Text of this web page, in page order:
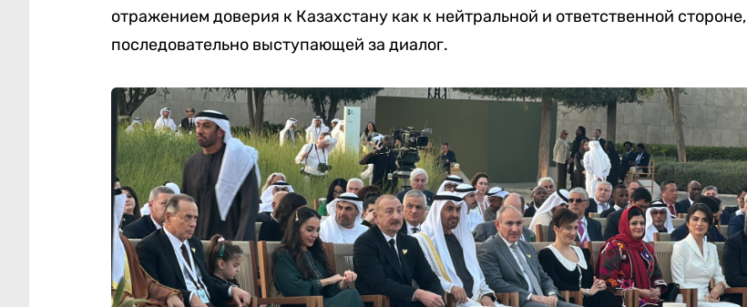
отражением доверия к Казахстану как к нейтральной и ответственной стороне,
последовательно выступающей за диалог.